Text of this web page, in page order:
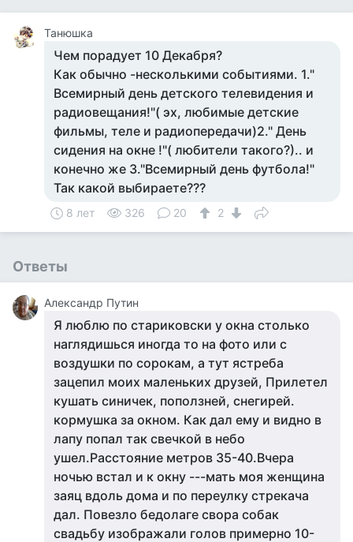
Танюшка
Чем порадует 10 Декабря?
Как обычно -несколькими событиями. 1."
Всемирный день детского телевидения и
радиовещания!"( эх, любимые детские
фильмы, теле и радиопередачи)2." День
сидения на окне !"( любители такого?).. и
конечно же 3."Всемирный день футбола!"
Так какой выбираете???
8 лет 326 20 2
Ответы
Александр Путин
Я люблю по стариковски у окна столько
наглядишься иногда то на фото или с
воздушки по сорокам, а тут ястреба
зацепил моих маленьких друзей, Прилетел
кушать синичек, поползней, снегирей.
кормушка за окном. Как дал ему и видно в
лапу попал так свечкой в небо
ушел.Расстояние метров 35-40.Вчера
ночью встал и к окну ---мать моя женщина
заяц вдоль дома и по переулку стрекача
дал. Повезло бедолаге свора собак
свадьбу изображали голов примерно 10-